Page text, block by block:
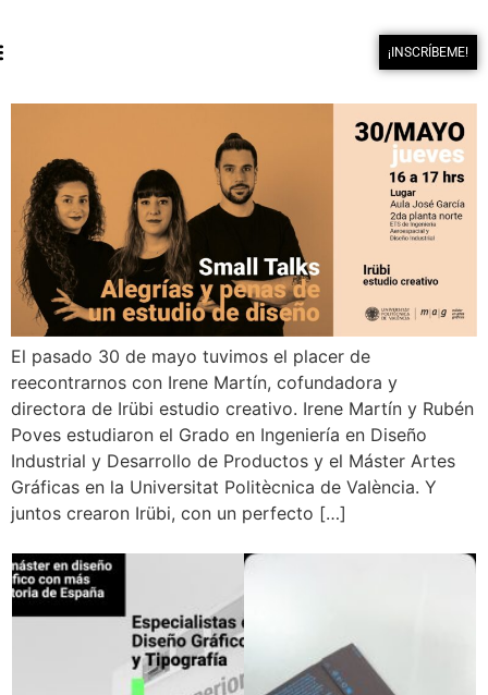
¡INSCRÍBEME!
El pasado 30 de mayo tuvimos el placer de
reecontrarnos con Irene Martín, cofundadora y
directora de Irübi estudio creativo. Irene Martín y Rubén
Poves estudiaron el Grado en Ingeniería en Diseño
Industrial y Desarrollo de Productos y el Máster Artes
Gráficas en la Universitat Politècnica de València. Y
juntos crearon Irübi, con un perfecto […]